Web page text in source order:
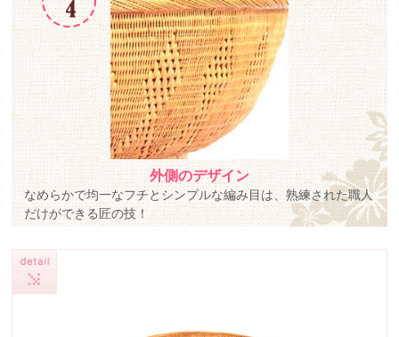
外側のデザイン
なめらかで均一なフチとシンプルな編み目は、熟練された職人
だけができる匠の技！